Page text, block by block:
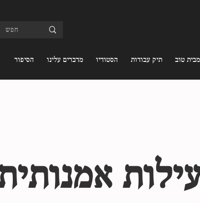
הסיפור מדברים עלינו הסטודיו תיק עבודות טוב